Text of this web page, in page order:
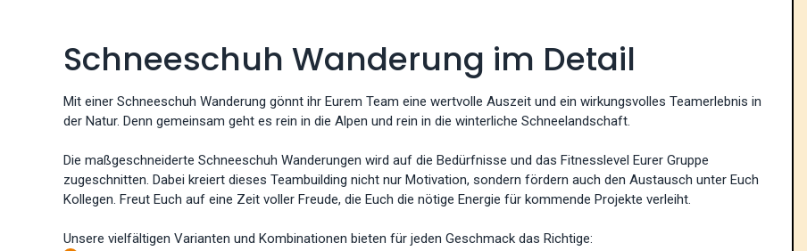
Schneeschuh Wanderung im Detail
Mit einer Schneeschuh Wanderung gönnt ihr Eurem Team eine wertvolle Auszeit und ein wirkungsvolles Teamerlebnis in
der Natur. Denn gemeinsam geht es rein in die Alpen und rein in die winterliche Schneelandschaft.
Die maßgeschneiderte Schneeschuh Wanderungen wird auf die Bedürfnisse und das Fitnesslevel Eurer Gruppe
zugeschnitten. Dabei kreiert dieses Teambuilding nicht nur Motivation, sondern fördern auch den Austausch unter Euch
Kollegen. Freut Euch auf eine Zeit voller Freude, die Euch die nötige Energie für kommende Projekte verleiht.
Unsere vielfältigen Varianten und Kombinationen bieten für jeden Geschmack das Richtige: